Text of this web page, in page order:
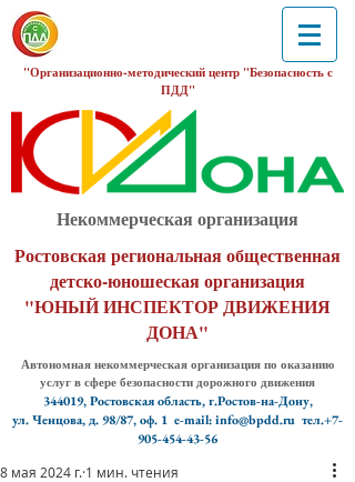
"Организационно-методический центр "Безопасность с
ПДД"
Некоммерческая организация
Ростовская региональная общественная
детско-юношеская организация
"ЮНЫЙ ИНСПЕКТОР ДВИЖЕНИЯ
ДОНА"
Автономная некоммерческая организация по оказанию
услуг в сфере безопасности дорожного движения
344019, Ростовская область, г.Ростов-на-Дону,
ул. Ченцова, д. 98/87, оф. 1 e-mail: info@bpdd.ru тел.+7-
905-454-43-56
8 мая 2024 г. 1 мин. чтения